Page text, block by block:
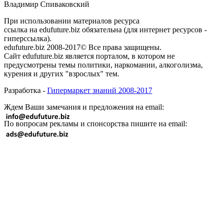
Владимир Спиваковский
При использовании материалов ресурса
ссылка на edufuture.biz обязательна (для интернет ресурсов -
гиперссылка).
edufuture.biz 2008-2017© Все права защищены.
Сайт edufuture.biz является порталом, в котором не
предусмотрены темы политики, наркомании, алкоголизма,
курения и других "взрослых" тем.
Разработка - Гипермаркет знаний 2008-2017
Ждем Ваши замечания и предложения на email:
По вопросам рекламы и спонсорства пишите на email: